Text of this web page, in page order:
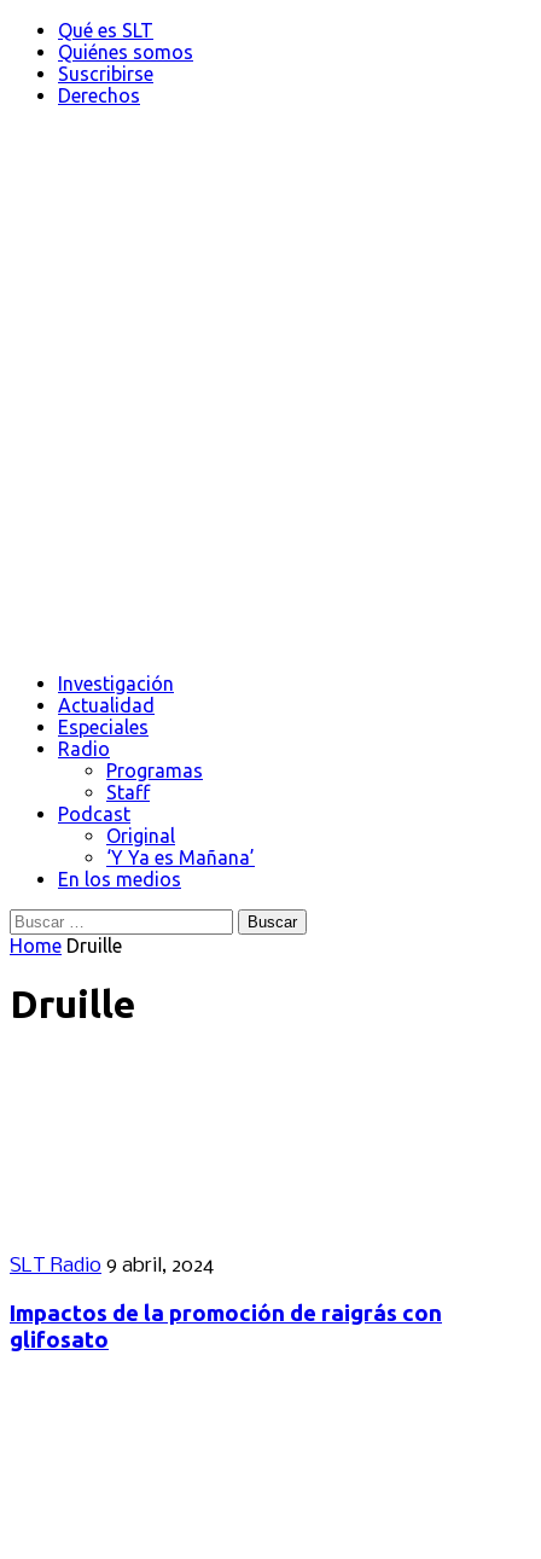
Qué es SLT
Quiénes somos
Suscribirse
Derechos
Investigación
Actualidad
Especiales
Radio
Programas
Staff
Podcast
Original
‘Y Ya es Mañana’
En los medios
Buscar:
Home Druille
Druille
SLT Radio 9 abril, 2024
Impactos de la promoción de raigrás con
glifosato